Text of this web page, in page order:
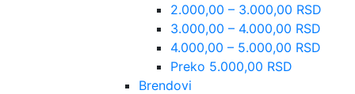
2.000,00 – 3.000,00 RSD
3.000,00 – 4.000,00 RSD
4.000,00 – 5.000,00 RSD
Preko 5.000,00 RSD
Brendovi